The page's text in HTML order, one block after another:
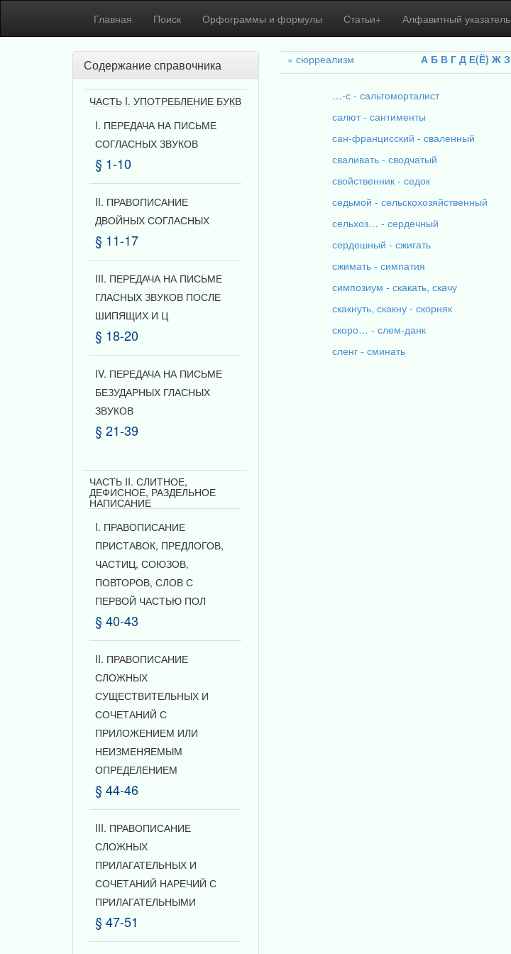
Главная Поиск Орфограммы и формулы Статьи+ Алфавитный указатель
Содержание справочника
ЧАСТЬ I. УПОТРЕБЛЕНИЕ БУКВ
I. ПЕРЕДАЧА НА ПИСЬМЕ
СОГЛАСНЫХ ЗВУКОВ
§ 1-10
II. ПРАВОПИСАНИЕ
ДВОЙНЫХ СОГЛАСНЫХ
§ 11-17
III. ПЕРЕДАЧА НА ПИСЬМЕ
ГЛАСНЫХ ЗВУКОВ ПОСЛЕ
ШИПЯЩИХ И Ц
§ 18-20
IV. ПЕРЕДАЧА НА ПИСЬМЕ
БЕЗУДАРНЫХ ГЛАСНЫХ
ЗВУКОВ
§ 21-39
ЧАСТЬ II. СЛИТНОЕ,
ДЕФИСНОЕ, РАЗДЕЛЬНОЕ
НАПИСАНИЕ
I. ПРАВОПИСАНИЕ
ПРИСТАВОК, ПРЕДЛОГОВ,
ЧАСТИЦ, СОЮЗОВ,
ПОВТОРОВ, СЛОВ С
ПЕРВОЙ ЧАСТЬЮ ПОЛ
§ 40-43
II. ПРАВОПИСАНИЕ
СЛОЖНЫХ
СУЩЕСТВИТЕЛЬНЫХ И
СОЧЕТАНИЙ С
ПРИЛОЖЕНИЕМ ИЛИ
НЕИЗМЕНЯЕМЫМ
ОПРЕДЕЛЕНИЕМ
§ 44-46
III. ПРАВОПИСАНИЕ
СЛОЖНЫХ
ПРИЛАГАТЕЛЬНЫХ И
СОЧЕТАНИЙ НАРЕЧИЙ С
ПРИЛАГАТЕЛЬНЫМИ
§ 47-51
сюрреализм А Б В Г Д Е(Ё) Ж З
…-с - сальтоморталист
салют - сантименты
сан-францисский - сваленный
сваливать - сводчатый
свойственник - седок
седьмой - сельскохозяйственный
сельхоз… - сердечный
сердешный - сжигать
сжимать - симпатия
симпозиум - скакать, скачу
скакнуть, скакну - скорняк
скоро… - слем-данк
сленг - сминать